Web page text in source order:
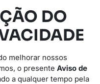
DO
melhorar nossos
o presente Aviso de
a qualquer tempo pela